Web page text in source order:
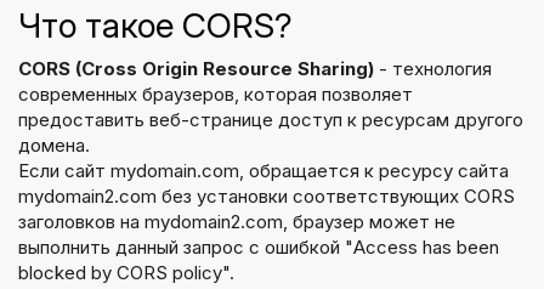
Что такое CORS?
CORS (Cross Origin Resource Sharing) - технология
современных браузеров, которая позволяет
предоставить веб-странице доступ к ресурсам другого
домена.
Если сайт mydomain.com, обращается к ресурсу сайта
mydomain2.com без установки соответствующих CORS
заголовков на mydomain2.com, браузер может не
выполнить данный запрос с ошибкой "Access has been
blocked by CORS policy".